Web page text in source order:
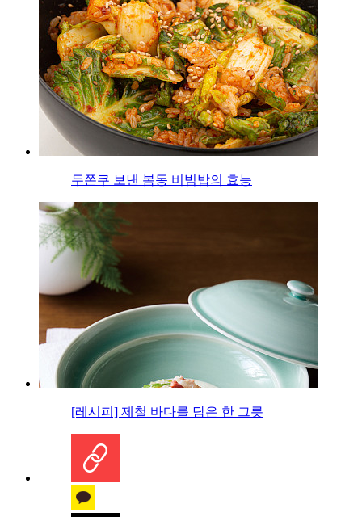
두쫀쿠 보낸 봄동 비빔밥의 효능
[레시피] 제철 바다를 담은 한 그릇